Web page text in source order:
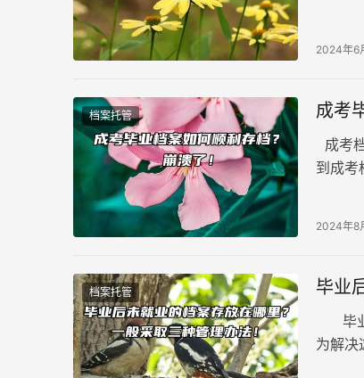
2024年6
档案托管 成考
成考
到成考
2024年8
档案托管 毕业
毕业
为解决